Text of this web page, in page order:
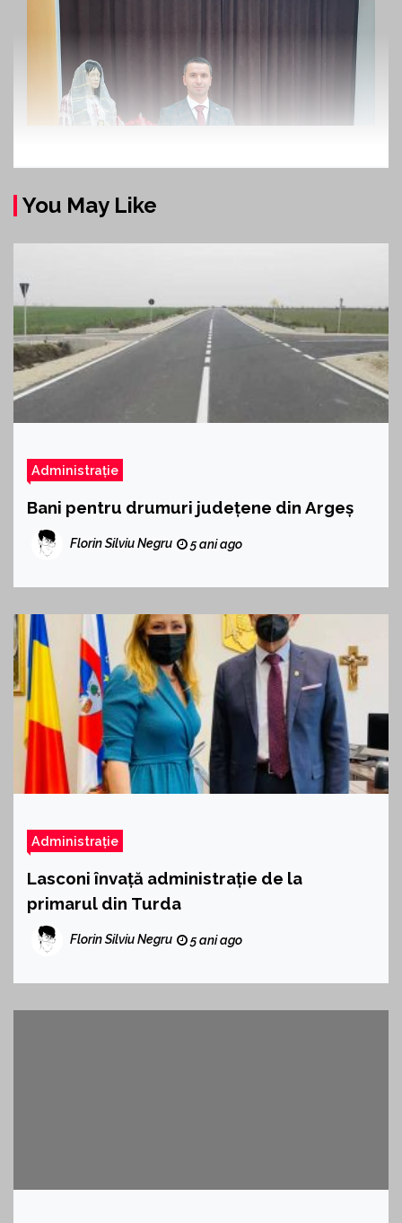
You May Like
Administrație
Bani pentru drumuri județene din Argeș
Florin Silviu Negru 5 ani ago
Administrație
Lasconi învață administrație de la
primarul din Turda
Florin Silviu Negru 5 ani ago